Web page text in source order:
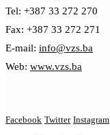
Tel: +387 33 272 270
Fax: +387 33 272 271
E-mail: info@vzs.ba
Web: www.vzs.ba
Facebook Twitter Instagram